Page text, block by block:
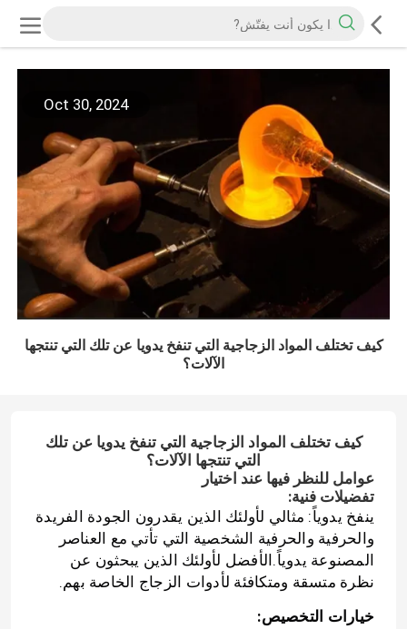
Oct 30, 2024
كيف تختلف المواد الزجاجية التي تنفخ يدويا عن تلك التي تنتجها
الآلات؟
كيف تختلف المواد الزجاجية التي تنفخ يدويا عن تلك
التي تنتجها الآلات؟
عوامل للنظر فيها عند اختيار
تفضيلات فنية:
ينفخ يدوياً: مثالي لأولئك الذين يقدرون الجودة الفريدة
والحرفية والحرفية الشخصية التي تأتي مع العناصر
المصنوعة يدوياً.الأفضل لأولئك الذين يبحثون عن
نظرة متسقة ومتكافئة لأدوات الزجاج الخاصة بهم.
خيارات التخصيص: